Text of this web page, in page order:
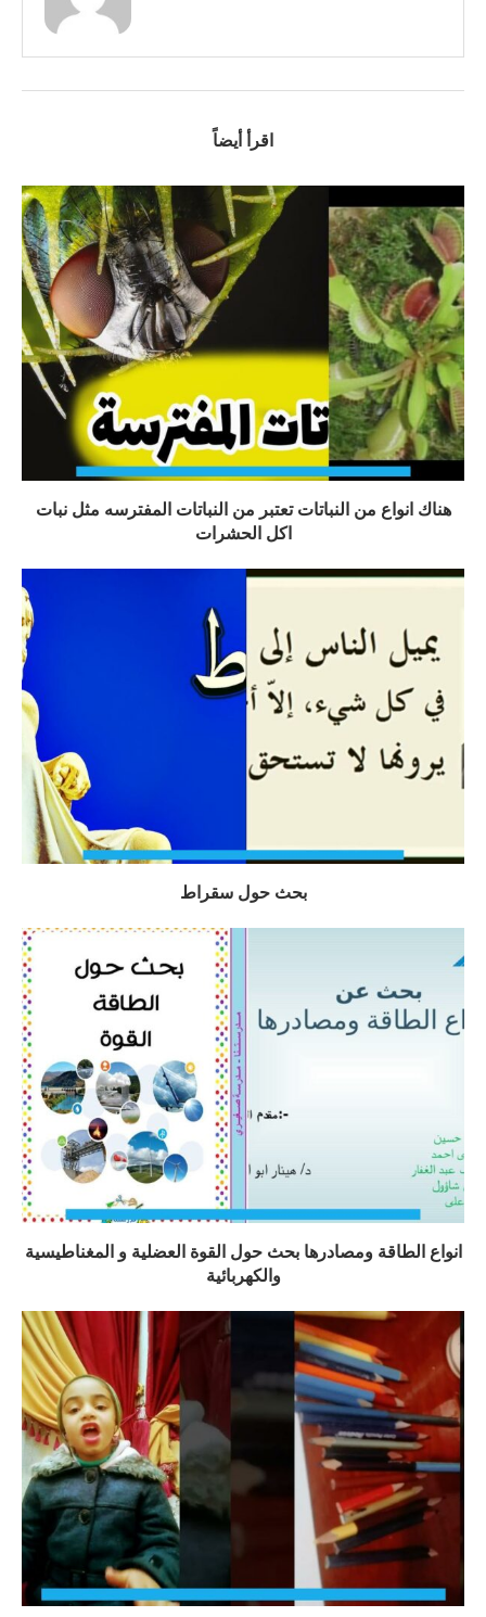
اقرأ أيضاً
هناك انواع من النباتات تعتبر من النباتات المفترسه مثل نبات
اكل الحشرات
بحث حول سقراط
انواع الطاقة ومصادرها بحث حول القوة العضلية و المغناطيسية
والكهربائية